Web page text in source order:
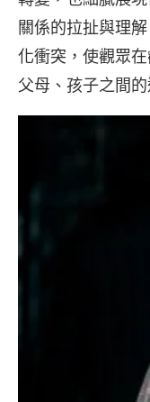
關係的拉扯與理
化衝突，使觀眾
父母、孩子之間的